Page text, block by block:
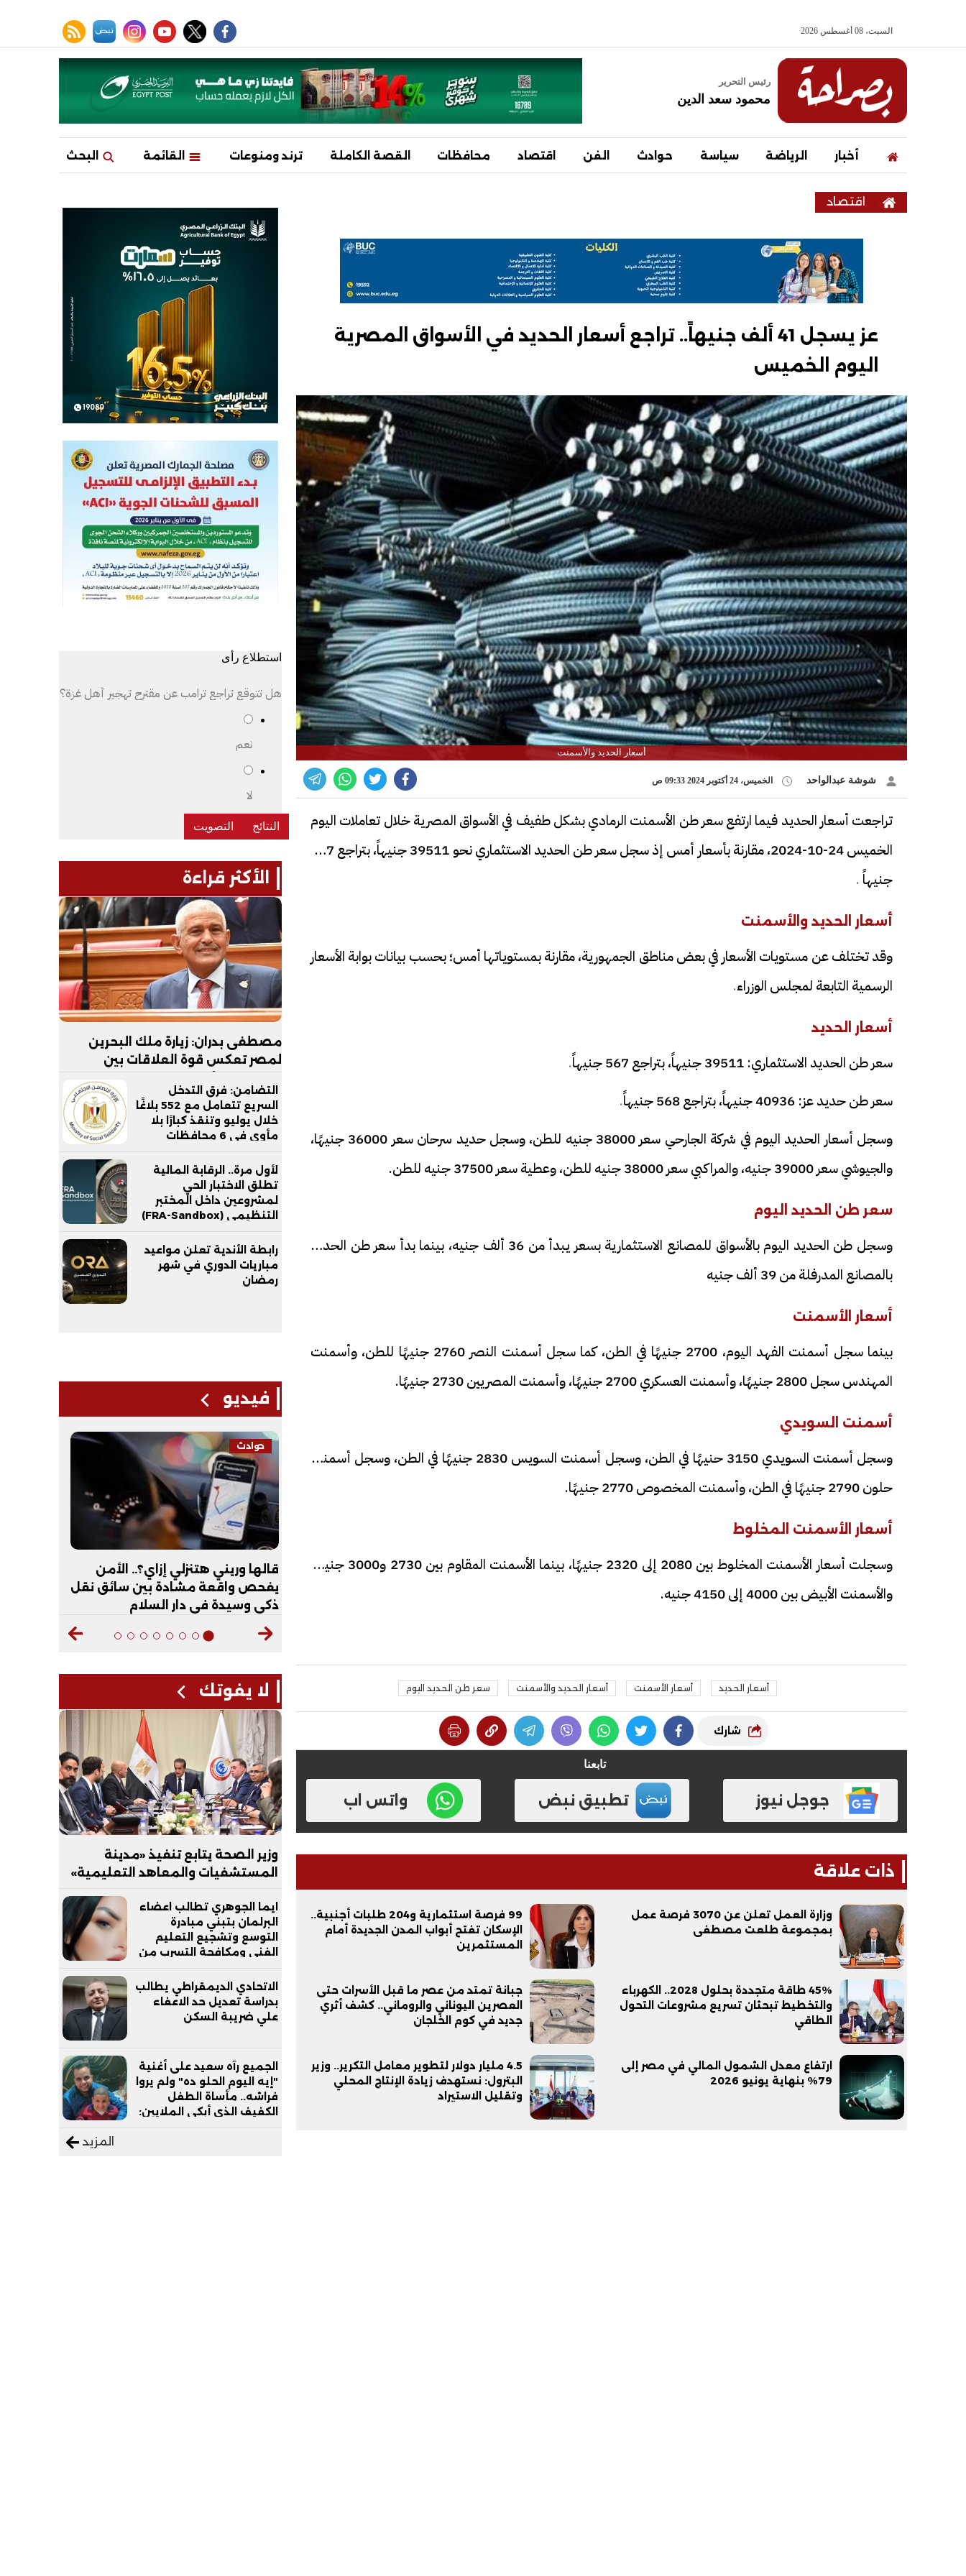
السبت، 08 أغسطس 2026
facebook
twitter
youtube
instagram
نبض rss feed
رئيس التحرير
محمود سعد الدين
أخبار الرياضة سياسة حوادث الفن اقتصاد محافظات القصة الكاملة ترند ومنوعات القائمة البحث
اقتصاد
عز يسجل 41 ألف جنيهاً.. تراجع أسعار الحديد في الأسواق المصرية
اليوم الخميس
أسعار الحديد والأسمنت
شوشة عبدالواحد الخميس، 24 أكتوبر 2024 09:33 ص
تراجعت أسعار الحديد فيما ارتفع سعر طن الأسمنت الرمادي بشكل طفيف في الأسواق المصرية خلال تعاملات اليوم
الخميس 24-10-2024، مقارنة بأسعار أمس إذ سجل سعر طن الحديد الاستثماري نحو 39511 جنيهاً، بتراجع 567
جنيهاً .
أسعار الحديد والأسمنت
وقد تختلف عن مستويات الأسعار في بعض مناطق الجمهورية، مقارنة بمستوياتها أمس؛ بحسب بيانات بوابة الأسعار
الرسمية التابعة لمجلس الوزراء.
أسعار الحديد
سعر طن الحديد الاستثماري: 39511 جنيهاً، بتراجع 567 جنيهاً
.
سعر طن حديد عز: 40936 جنيهاً، بتراجع 568 جنيهاً
.
وسجل أسعار الحديد اليوم في شركة الجارحي سعر 38000 جنيه للطن، وسجل حديد سرحان سعر 36000 جنيهًا،
والجيوشي سعر 39000 جنيه، والمراكبي سعر 38000 جنيه للطن، وعطية سعر 37500 جنيه للطن.
سعر طن الحديد اليوم
وسجل طن الحديد اليوم بالأسواق للمصانع الاستثمارية بسعر يبدأ من 36 ألف جنيه، بينما بدأ سعر طن الحديد
بالمصانع المدرفلة من 39 ألف جنيه
أسعار الأسمنت
بينما سجل أسمنت الفهد اليوم، 2700 جنيهًا في الطن، كما سجل أسمنت النصر 2760 جنيهًا للطن، وأسمنت
المهندس سجل 2800 جنيهًا، وأسمنت العسكري 2700 جنيهًا، وأسمنت المصريين 2730 جنيهًا.
أسمنت السويدي
وسجل أسمنت السويدي 3150 حنيهًا في الطن، وسجل أسمنت السويس 2830 جنيهًا في الطن، وسجل أسمنت
حلون 2790 جنيهًا في الطن، وأسمنت المخصوص 2770 جنيهًا.
أسعار الأسمنت المخلوط
وسجلت أسعار الأسمنت المخلوط بين 2080 إلى 2320 جنيهًا، بينما الأسمنت المقاوم بين 2730 و3000 جنيهًا،
والأسمنت الأبيض بين 4000 إلى 4150 جنيه.
أسعار الحديد أسعار الأسمنت أسعار الحديد والأسمنت سعر طن الحديد اليوم
شارك
تابعنا
جوجل نيوز تطبيق نبض واتس اب
ذات علاقة
وزارة العمل تعلن عن 3070 فرصة عمل
بمجموعة طلعت مصطفى
99 فرصة استثمارية و204 طلبات أجنبية..
الإسكان تفتح أبواب المدن الجديدة أمام
المستثمرين
45% طاقة متجددة بحلول 2028.. الكهرباء
والتخطيط تبحثان تسريع مشروعات التحول
الطاقي
جبانة تمتد من عصر ما قبل الأسرات حتى
العصرين اليوناني والروماني.. كشف أثري
جديد في كوم الخلجان
ارتفاع معدل الشمول المالي في مصر إلى
79% بنهاية يونيو 2026
4.5 مليار دولار لتطوير معامل التكرير.. وزير
البترول: نستهدف زيادة الإنتاج المحلي
وتقليل الاستيراد
استطلاع رأى
هل تتوقع تراجع ترامب عن مقترح تهجير أهل غزة؟
نعم
لا
الأكثر قراءة
مصطفى بدران: زيارة ملك البحرين
لمصر تعكس قوة العلاقات بين
البلدين.. والأمن القومي الخليجي جزء
لا يتجزأ من الأمن القومي المصري
التضامن: فرق التدخل
السريع تتعامل مع 552 بلاغًا
خلال يوليو وتنقذ كبارًا بلا
مأوى في 6 محافظات
لأول مرة.. الرقابة المالية
تطلق الاختبار الحي
لمشروعين داخل المختبر
التنظيمي (FRA-Sandbox)
رابطة الأندية تعلن مواعيد
مباريات الدوري في شهر
رمضان
فيديو
الوداع الأخير.. دفن جثامين الضحايا
الأربعة بقرية السعدية في الفيوم
افتتاح أكبر صرح ديني في القوصية..
مليون جنيه
ابني بطل وفخورة بيه.. أول ظهور لـ
حوادث
قالها وريني هتنزلي إزاي؟.. الأمن
يفحص واقعة مشادة بين سائق نقل
ذكي وسيدة في دار السلام
لا يفوتك
وزير الصحة يتابع تنفيذ «مدينة
المستشفيات والمعاهد التعليمية»
بالعاصمة الجديدة
ايما الجوهري تطالب اعضاء
البرلمان بتبني مبادرة
التوسع وتشجيع التعليم
الفني ومكافحة التسرب من
التعليم
الاتحادي الديمقراطي يطالب
بدراسة تعديل حد الاعفاء
علي ضريبة السكن
الجميع رآه سعيد على أغنية
"إيه اليوم الحلو ده" ولم يروا
فراشه.. مأساة الطفل
الكفيف الذي أبكى الملايين:
المزيد